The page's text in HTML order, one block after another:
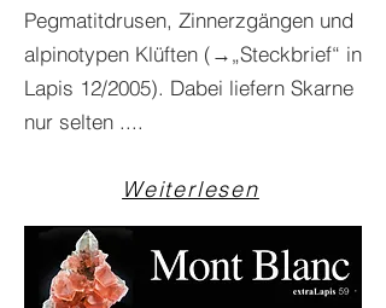
Pegmatitdrusen, Zinnerzgängen und
alpinotypen Klüften (→„Steckbrief“ in
Lapis 12/2005). Dabei liefern Skarne
nur selten ....
Weiterlesen